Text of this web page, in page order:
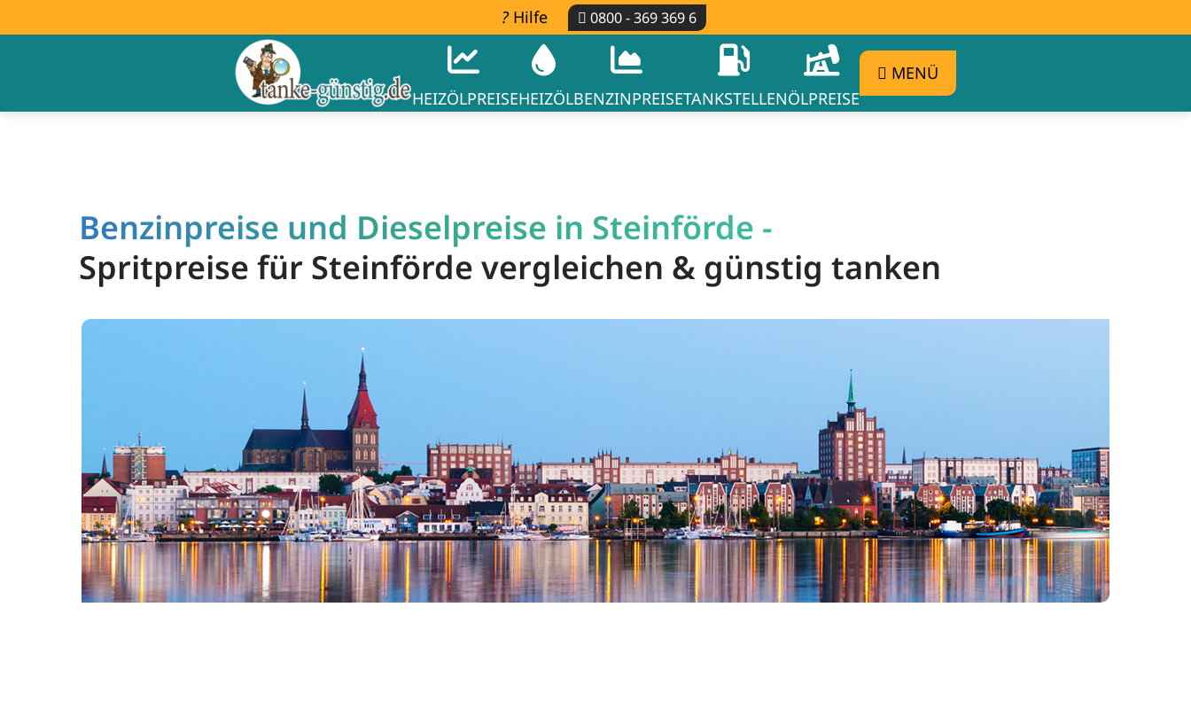
Hilfe 0800 - 369 369 6
HEIZÖLPREISEHEIZÖLBENZINPREISETANKSTELLENÖLPREISE
MENÜ
Benzinpreise und Dieselpreise in Steinförde -
Spritpreise für Steinförde vergleichen & günstig tanken